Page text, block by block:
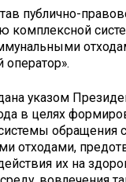
публично-
комплексной
оператор».
указом
в целях
обращения
отходами,
их на